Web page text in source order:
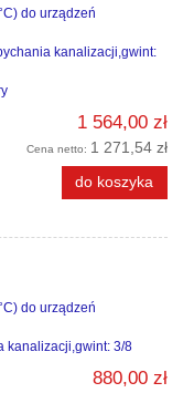
do urządzeń
kanalizacji,gwint:
1 564,00 zł
Cena netto: 1 271,54 zł
do koszyka
do urządzeń
kanalizacji,gwint: 3/8
880,00 zł